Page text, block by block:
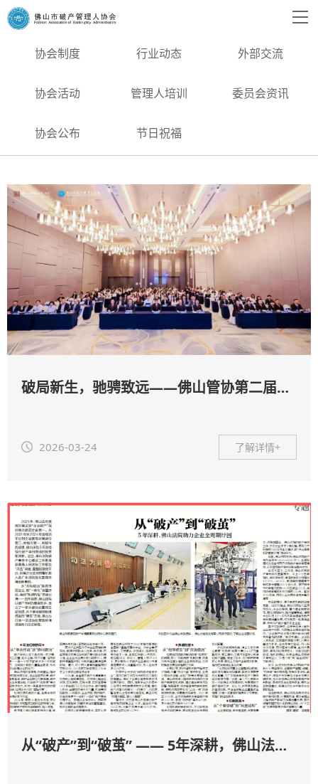
协会制度 行业动态 外部交流
协会活动 管理人培训 委员会资讯
协会公布 节日祝福
破局新生，驰骋致远——佛山管协第二届第七次会员大会暨破产实务培训会成功举办
了解详情+
2026-03-24
从“破产”到“破茧” —— 5年深耕，佛山法院助力企业全周期纾困